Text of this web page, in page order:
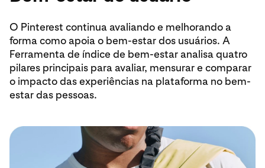
O Pinterest continua avaliando e melhorando a
forma como apoia o bem-estar dos usuários. A
Ferramenta de índice de bem-estar analisa quatro
pilares principais para avaliar, mensurar e comparar
o impacto das experiências na plataforma no bem-
estar das pessoas.